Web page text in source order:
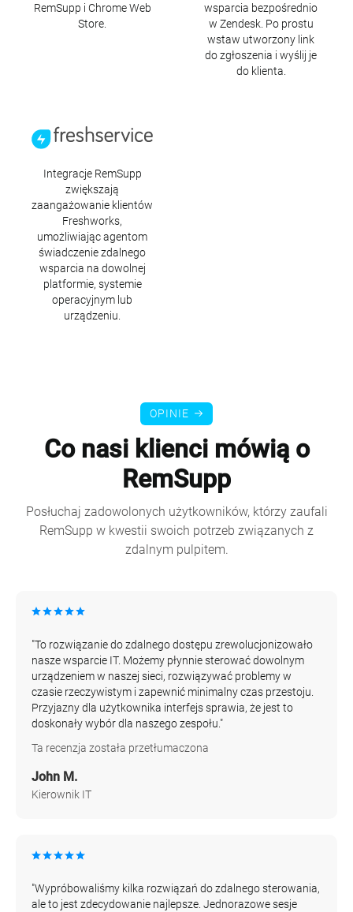
RemSupp i Chrome Web
Store.
wsparcia bezpośrednio
w Zendesk. Po prostu
wstaw utworzony link
do zgłoszenia i wyślij je
do klienta.
Integracje RemSupp
zwiększają
zaangażowanie klientów
Freshworks,
umożliwiając agentom
świadczenie zdalnego
wsparcia na dowolnej
platformie, systemie
operacyjnym lub
urządzeniu.
OPINIE
Co nasi klienci mówią o
RemSupp
Posłuchaj zadowolonych użytkowników, którzy zaufali
RemSupp w kwestii swoich potrzeb związanych z
zdalnym pulpitem.
"To rozwiązanie do zdalnego dostępu zrewolucjonizowało
nasze wsparcie IT. Możemy płynnie sterować dowolnym
urządzeniem w naszej sieci, rozwiązywać problemy w
czasie rzeczywistym i zapewnić minimalny czas przestoju.
Przyjazny dla użytkownika interfejs sprawia, że jest to
doskonały wybór dla naszego zespołu."
Ta recenzja została przetłumaczona
John M.
Kierownik IT
"Wypróbowaliśmy kilka rozwiązań do zdalnego sterowania,
ale to jest zdecydowanie najlepsze. Jednorazowe sesje